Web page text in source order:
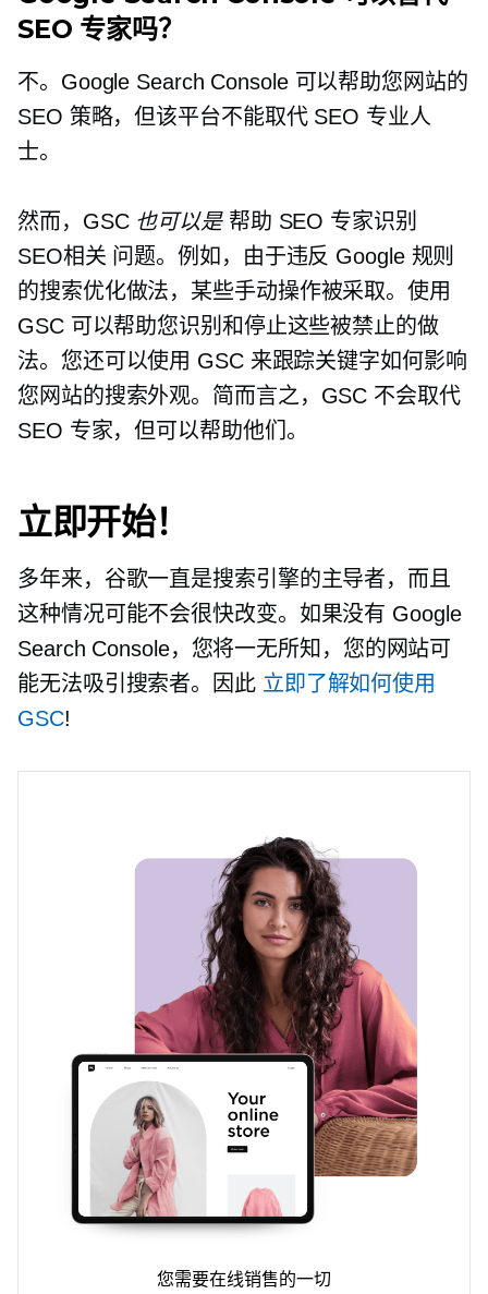
SEO 专家吗？
不。Google Search Console 可以帮助您网站的
SEO 策略，但该平台不能取代 SEO 专业人
士。
然而，GSC 也可以是帮助 SEO 专家识别
SEO相关 问题。例如，由于违反 Google 规则
的搜索优化做法，某些手动操作被采取。使用
GSC 可以帮助您识别和停止这些被禁止的做
法。您还可以使用 GSC 来跟踪关键字如何影响
您网站的搜索外观。简而言之，GSC 不会取代
SEO 专家，但可以帮助他们。
立即开始！
多年来，谷歌一直是搜索引擎的主导者，而且
这种情况可能不会很快改变。如果没有 Google
Search Console，您将一无所知，您的网站可
能无法吸引搜索者。因此 立即了解如何使用
GSC!
您需要在线销售的一切